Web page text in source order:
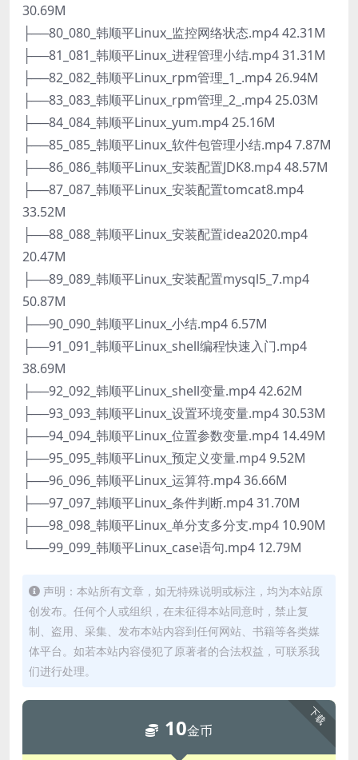
30.69M
├──80_080_韩顺平Linux_监控网络状态.mp4 42.31M
├──81_081_韩顺平Linux_进程管理小结.mp4 31.31M
├──82_082_韩顺平Linux_rpm管理_1_.mp4 26.94M
├──83_083_韩顺平Linux_rpm管理_2_.mp4 25.03M
├──84_084_韩顺平Linux_yum.mp4 25.16M
├──85_085_韩顺平Linux_软件包管理小结.mp4 7.87M
├──86_086_韩顺平Linux_安装配置JDK8.mp4 48.57M
├──87_087_韩顺平Linux_安装配置tomcat8.mp4
33.52M
├──88_088_韩顺平Linux_安装配置idea2020.mp4
20.47M
├──89_089_韩顺平Linux_安装配置mysql5_7.mp4
50.87M
├──90_090_韩顺平Linux_小结.mp4 6.57M
├──91_091_韩顺平Linux_shell编程快速入门.mp4
38.69M
├──92_092_韩顺平Linux_shell变量.mp4 42.62M
├──93_093_韩顺平Linux_设置环境变量.mp4 30.53M
├──94_094_韩顺平Linux_位置参数变量.mp4 14.49M
├──95_095_韩顺平Linux_预定义变量.mp4 9.52M
├──96_096_韩顺平Linux_运算符.mp4 36.66M
├──97_097_韩顺平Linux_条件判断.mp4 31.70M
├──98_098_韩顺平Linux_单分支多分支.mp4 10.90M
└──99_099_韩顺平Linux_case语句.mp4 12.79M
声明：本站所有文章，如无特殊说明或标注，均为本站原
创发布。任何个人或组织，在未征得本站同意时，禁止复
制、盗用、采集、发布本站内容到任何网站、书籍等各类媒
体平台。如若本站内容侵犯了原著者的合法权益，可联系我
们进行处理。
下载
10金币